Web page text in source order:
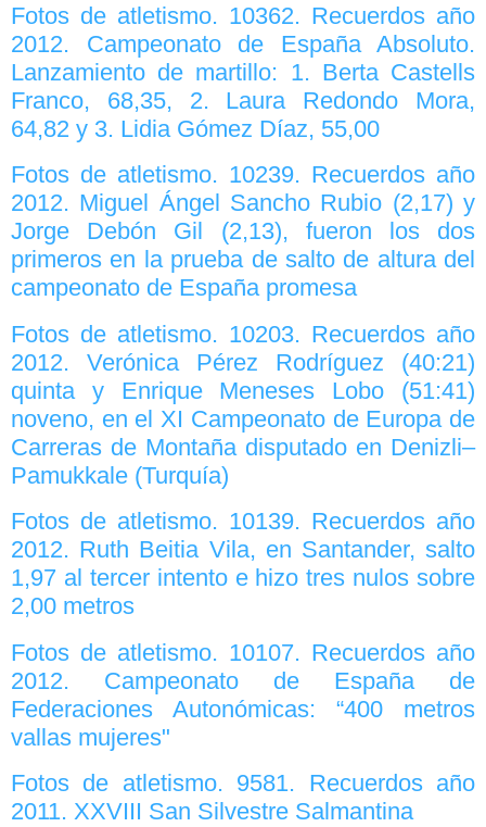
Fotos de atletismo. 10362. Recuerdos año
2012. Campeonato de España Absoluto.
Lanzamiento de martillo: 1. Berta Castells
Franco, 68,35, 2. Laura Redondo Mora,
64,82 y 3. Lidia Gómez Díaz, 55,00
Fotos de atletismo. 10239. Recuerdos año
2012. Miguel Ángel Sancho Rubio (2,17) y
Jorge Debón Gil (2,13), fueron los dos
primeros en la prueba de salto de altura del
campeonato de España promesa
Fotos de atletismo. 10203. Recuerdos año
2012. Verónica Pérez Rodríguez (40:21)
quinta y Enrique Meneses Lobo (51:41)
noveno, en el XI Campeonato de Europa de
Carreras de Montaña disputado en Denizli–
Pamukkale (Turquía)
Fotos de atletismo. 10139. Recuerdos año
2012. Ruth Beitia Vila, en Santander, salto
1,97 al tercer intento e hizo tres nulos sobre
2,00 metros
Fotos de atletismo. 10107. Recuerdos año
2012. Campeonato de España de
Federaciones Autonómicas: “400 metros
vallas mujeres"
Fotos de atletismo. 9581. Recuerdos año
2011. XXVIII San Silvestre Salmantina